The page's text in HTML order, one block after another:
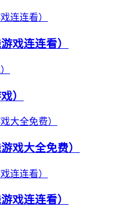
戏连连看）
）
戏大全免费）
戏连连看）